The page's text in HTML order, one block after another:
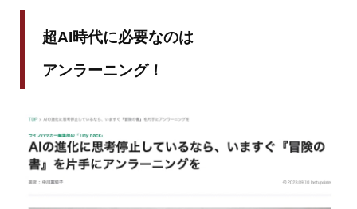
超AI時代に必要なのは
アンラーニング！